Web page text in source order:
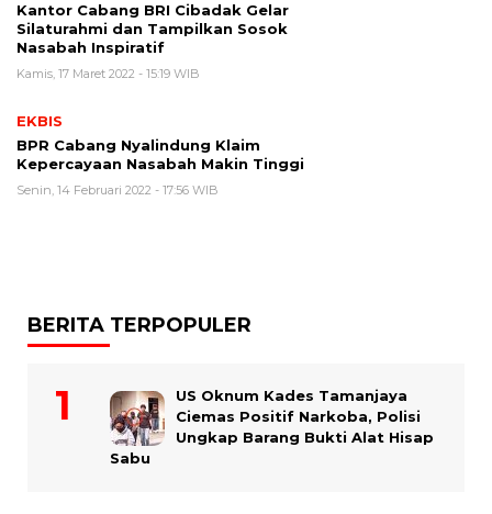
Kantor Cabang BRI Cibadak Gelar
Silaturahmi dan Tampilkan Sosok
Nasabah Inspiratif
Kamis, 17 Maret 2022 - 15:19 WIB
EKBIS
BPR Cabang Nyalindung Klaim
Kepercayaan Nasabah Makin Tinggi
Senin, 14 Februari 2022 - 17:56 WIB
BERITA TERPOPULER
US Oknum Kades Tamanjaya
Ciemas Positif Narkoba, Polisi
Ungkap Barang Bukti Alat Hisap
Sabu